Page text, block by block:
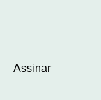
Assinar